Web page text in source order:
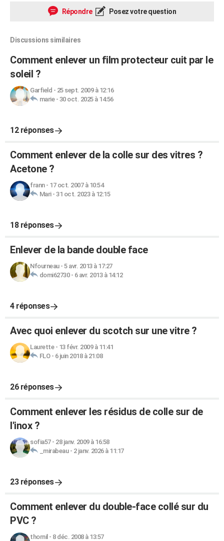
Répondre Posez votre question
Discussions similaires
Comment enlever un film protecteur cuit par le
soleil ?
Garfield - 25 sept. 2009 à 12:16
marie- 30 oct. 2025 à 14:56
12 réponses
Comment enlever de la colle sur des vitres ?
Acetone ?
frann- 17 oct. 2007 à 10:54
Mari- 31 oct. 2023 à 12:15
18 réponses
Enlever de la bande double face
Nfourneau- 5 avr. 2013 à 17:27
domi62730- 6 avr. 2013 à 14:12
4 réponses
Avec quoi enlever du scotch sur une vitre ?
Laurette- 13 févr. 2009 à 11:41
FLO- 6 juin 2018 à 21:08
26 réponses
Comment enlever les résidus de colle sur de
l'inox ?
sofia57- 28 janv. 2009 à 16:58
_mirabeau- 2 janv. 2026 à 11:17
23 réponses
Comment enlever du double-face collé sur du
PVC ?
thornil - 8 déc. 2008 à 13:57